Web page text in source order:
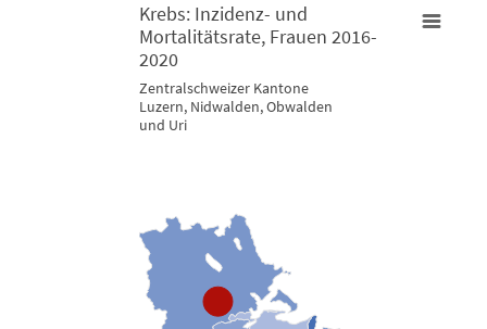
Krebs: Inzidenz- und Mortalitätsrate, Frauen 2016-2020
Map of unspecified region with 3 data series.
Krebs: Inzidenz- und
Mortalitätsrate, Frauen 2016-
2020
Zentralschweizer Kantone
Luzern, Nidwalden, Obwalden
und Uri